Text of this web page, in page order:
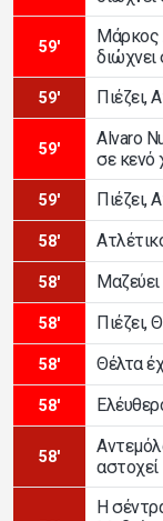
59'
Μάρκος
59' Πιέζει,
59'
Alvaro
σε κενό
59' Πιέζει,
58'
58'
58' Πιέζει,
58' Θέλτα
58'
58'
αστοχεί
Η